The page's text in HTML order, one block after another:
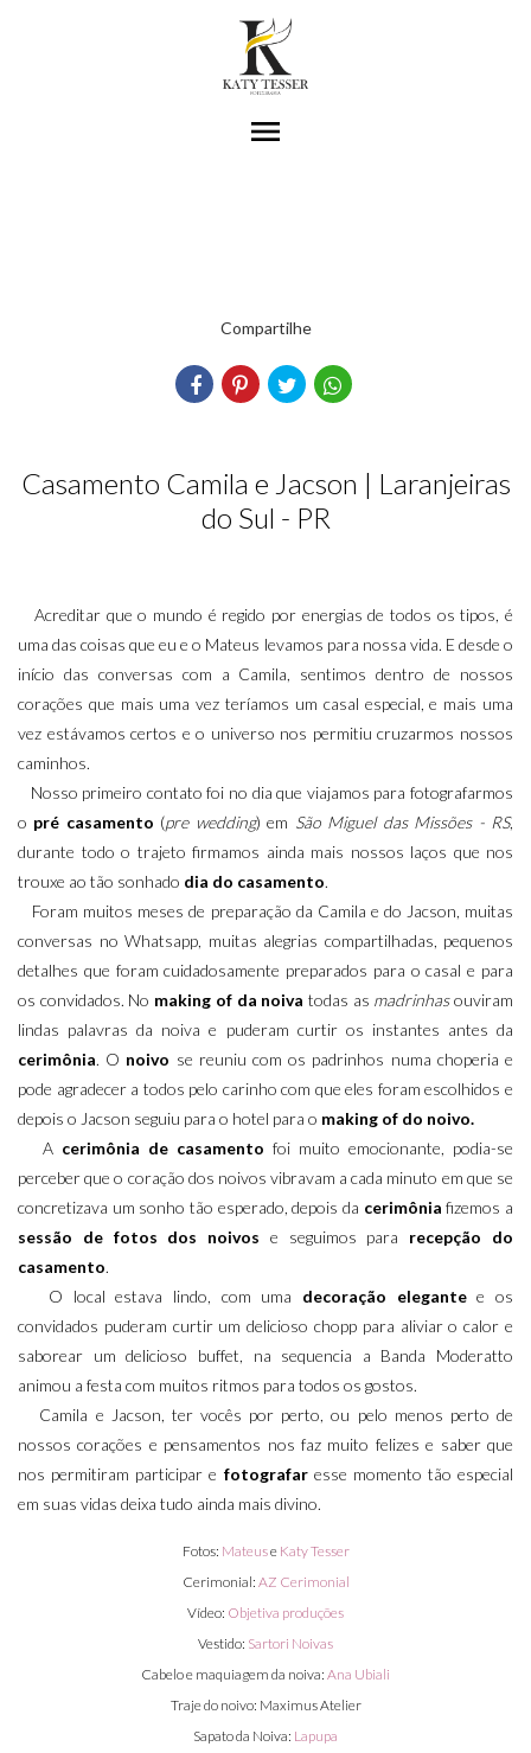
menu
Compartilhe
Casamento Camila e Jacson | Laranjeiras
do Sul - PR
Acreditar que o mundo é regido por energias de todos os tipos, é
uma das coisas que eu e o Mateus levamos para nossa vida. E desde o
início das conversas com a Camila, sentimos dentro de nossos
corações que mais uma vez teríamos um casal especial, e mais uma
vez estávamos certos e o universo nos permitiu cruzarmos nossos
caminhos.
Nosso primeiro contato foi no dia que viajamos para fotografarmos
o pré casamento (pre wedding) em São Miguel das Missões - RS,
durante todo o trajeto firmamos ainda mais nossos laços que nos
trouxe ao tão sonhado dia do casamento.
Foram muitos meses de preparação da Camila e do Jacson, muitas
conversas no Whatsapp, muitas alegrias compartilhadas, pequenos
detalhes que foram cuidadosamente preparados para o casal e para
os convidados. No making of da noiva todas as madrinhasouviram
lindas palavras da noiva e puderam curtir os instantes antes da
cerimônia. O noivo se reuniu com os padrinhos numa choperia e
pode agradecer a todos pelo carinho com que eles foram escolhidos e
depois o Jacson seguiu para o hotel para o making of do noivo.
A cerimônia de casamento foi muito emocionante, podia-se
perceber que o coração dos noivos vibravam a cada minuto em que se
concretizava um sonho tão esperado, depois da cerimôniafizemos a
sessão de fotos dos noivos e seguimos para recepção do
casamento.
O local estava lindo, com uma decoração elegantee os
convidados puderam curtir um delicioso chopp para aliviar o calor e
saborear um delicioso buffet, na sequencia a Banda Moderatto
animou a festa com muitos ritmos para todos os gostos.
Camila e Jacson, ter vocês por perto, ou pelo menos perto de
nossos corações e pensamentos nos faz muito felizes e saber que
nos permitiram participar e fotografaresse momento tão especial
em suas vidas deixa tudo ainda mais divino.
Fotos: Mateuse Katy Tesser
Cerimonial: AZ Cerimonial
Vídeo: Objetiva produções
Vestido: Sartori Noivas
Cabelo e maquiagem da noiva: Ana Ubiali
Traje do noivo: Maximus Atelier
Sapato da Noiva: Lapupa